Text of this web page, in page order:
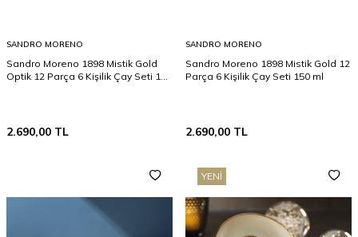
SANDRO MORENO
Sandro Moreno 1898 Mistik Gold
Optik 12 Parça 6 Kişilik Çay Seti 150
2.690,00 TL
SANDRO MORENO
Sandro Moreno 1898 Mistik Gold 12
Parça 6 Kişilik Çay Seti 150 ml
2.690,00 TL
YENI